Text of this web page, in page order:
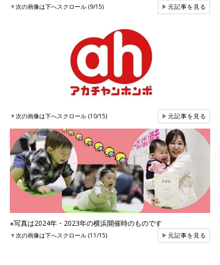
▼次の画像は下へスクロール (9/15) ▶元記事を見る
▼次の画像は下へスクロール (10/15) ▶元記事を見る
※写真は2024年・2023年の横浜開催時のものです
▼次の画像は下へスクロール (11/15) ▶元記事を見る